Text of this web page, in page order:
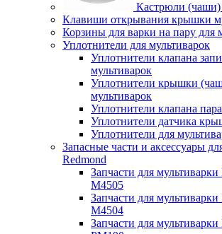
Кастрюли (чаши)
Клавиши открывания крышки
Корзины для варки на пару для
Уплотнители для мультиварок
Уплотнители клапана
мультиварок
Уплотнители крышки
мультиварок
Уплотнители клапана
Уплотнители датчика
Уплотнители для
Запасные части и аксессуары
Redmond
Запчасти для
M4505
Запчасти для
M4504
Запчасти для